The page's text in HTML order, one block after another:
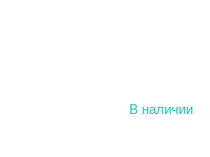
В наличии